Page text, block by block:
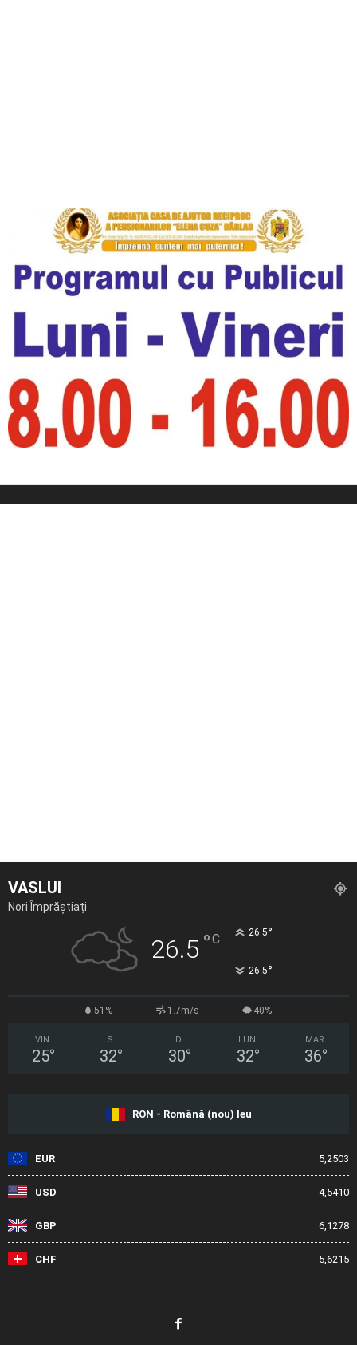
VASLUI
Nori Împrăștiați
26.5 °C 26.5°
26.5°
51% 1.7m/s 40%
VIN
25°
S
32°
D
30°
LUN
32°
MAR
36°
RON - Română (nou) leu
EUR 5,2503
USD 4,5410
GBP 6,1278
CHF 5,6215